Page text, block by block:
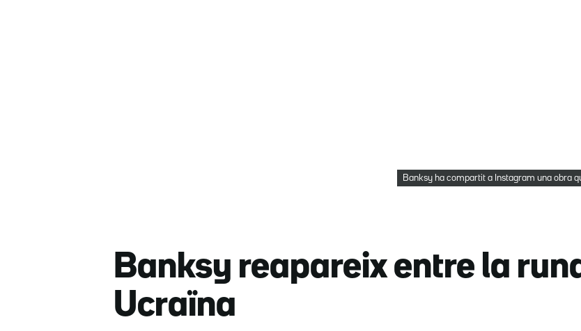
Banksy ha compartit a Instagram una obra
Banksy reapareix entre la
Ucraïna